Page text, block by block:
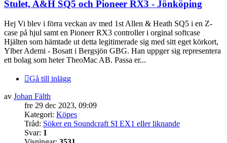
Stulet, A&H SQ5 och Pioneer RX3 - Jönköping
Hej Vi blev i förra veckan av med 1st Allen & Heath SQ5 i en Z-
case på hjul samt en Pioneer RX3 controller i orginal softcase
Hjälten som hämtade ut detta legitimerade sig med sitt eget körkort,
Ylber Ademi - Bosatt i Bergsjön GBG. Han uppger sig representera
ett bolag som heter TheoMac AB. Passa er...
Gå till inlägg
av Johan Fälth
fre 29 dec 2023, 09:09
Kategori: Köpes
Tråd: Söker en Soundcraft SI EX1 eller liknande
Svar: 1